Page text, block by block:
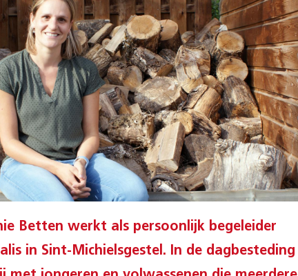
Betten werkt als persoonlijk begeleider
in Sint-Michielsgestel. In de dagbesteding